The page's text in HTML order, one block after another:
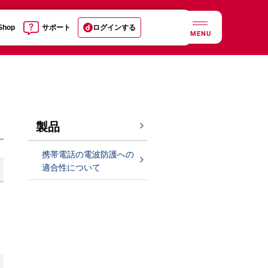
サポート ログインする
MENU
製品
携帯電話の電波防護への
適合性について